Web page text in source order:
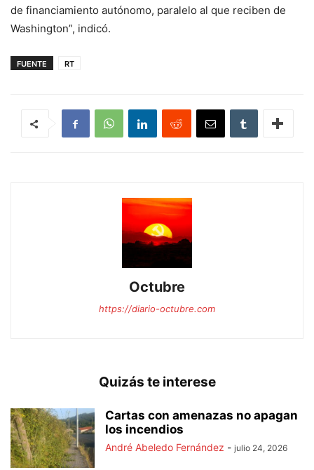
de financiamiento autónomo, paralelo al que reciben de
Washington”, indicó.
FUENTE RT
Octubre
https://diario-octubre.com
Quizás te interese
Cartas con amenazas no apagan
los incendios
André Abeledo Fernández - julio 24, 2026